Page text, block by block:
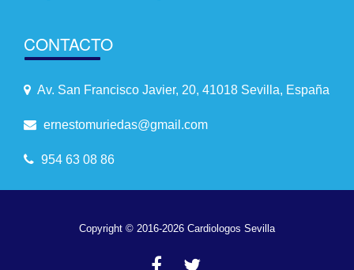
CONTACTO
Av. San Francisco Javier, 20, 41018 Sevilla, España
ernestomuriedas@gmail.com
954 63 08 86
Copyright © 2016-2026 Cardiologos Sevilla